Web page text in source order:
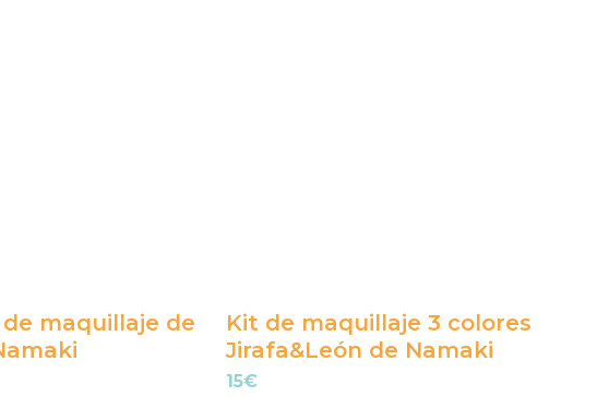
maquillaje de
Kit de maquillaje 3 colores
Jirafa&León de Namaki
15€